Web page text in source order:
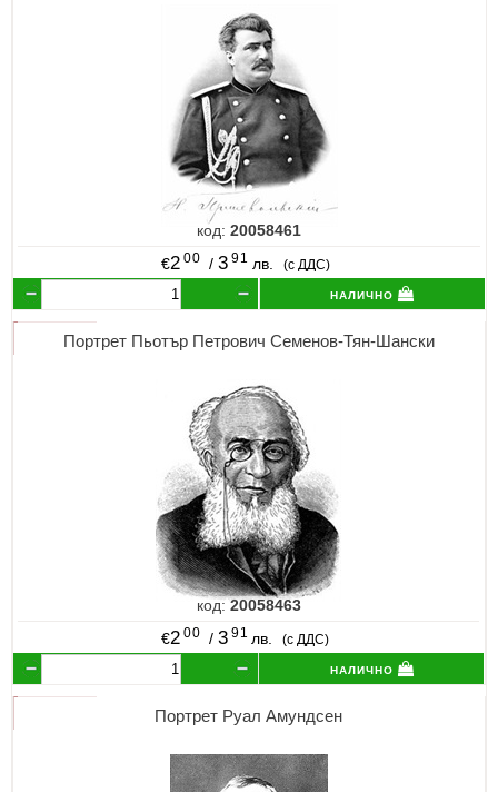
код: 20058461
€2 00 /3 91 лв. (с ДДС)
налично
Портрет Пьотър Петрович Семенов-Тян-Шански
код:20058463
€2 00 / 3 91 лв. (с ДДС)
налично
Портрет Руал Амундсен